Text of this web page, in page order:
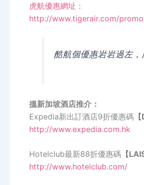
虎航優惠網址：
http://www.tigerair.com/
酷航個優惠岩岩過左，
搵新加坡酒店推介：
Expedia新出訂酒店9折優惠碼 【
http://www.expedia.com.hk
Hotelclub最新88折優惠碼 【
http://www.hotelclub.com/